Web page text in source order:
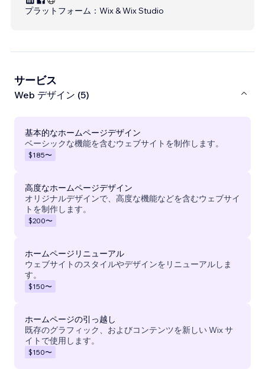
プラットフォーム： Wix & Wix Studio
サービス
Web デザイン (5)
基本的なホームページデザイン
ベーシックな機能を含むウェブサイトを制作します。
$185〜
高度なホームページデザイン
オリジナルデザインで、高度な機能などを含むウェブサイ
トを制作します。
$200〜
ホームページリニューアル
ウェブサイトのスタイルやデザインをリニューアルしま
す。
$150〜
ホームページの引っ越し
既存のグラフィック、およびコンテンツを新しい Wix サ
イトで使用します。
$150〜